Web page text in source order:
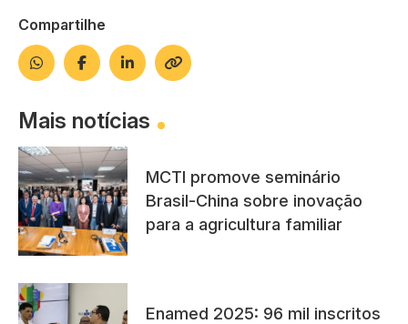
Compartilhe
Mais notícias
MCTI promove seminário
Brasil-China sobre inovação
para a agricultura familiar
Enamed 2025: 96 mil inscritos